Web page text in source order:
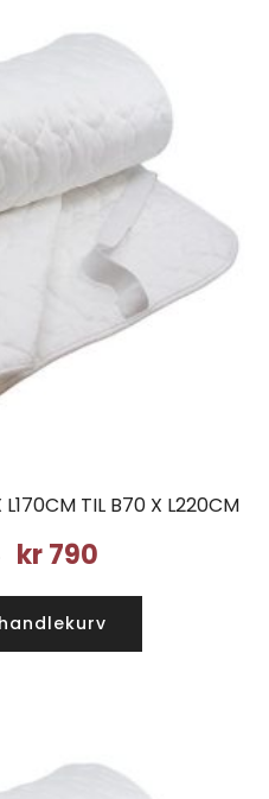
TIL B70 X L220CM
Opprinnelig
var:
kr990.
kr790
er:
kr790.